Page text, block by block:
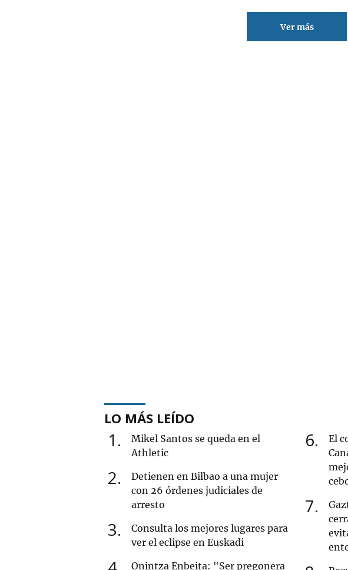
Ver más
LO MÁS LEÍDO
1
Mikel Santos se queda en el
Athletic
2
Detienen en Bilbao a una mujer
con 26 órdenes judiciales de
arresto
3
Consulta los mejores lugares para
ver el eclipse en Euskadi
Onintza Enbeita: "Ser pregonera
6
El
7